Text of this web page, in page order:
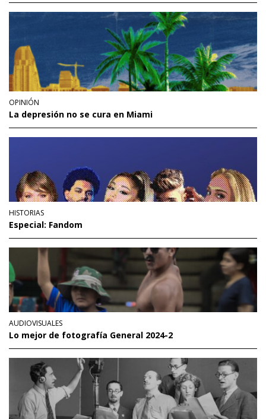
OPINIÓN
La depresión no se cura en Miami
HISTORIAS
Especial: Fandom
AUDIOVISUALES
Lo mejor de fotografía General 2024-2